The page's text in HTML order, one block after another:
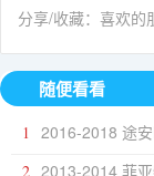
分享/收藏：喜欢的
随便看看
1 2016-2018 途
2 2013-2014 菲